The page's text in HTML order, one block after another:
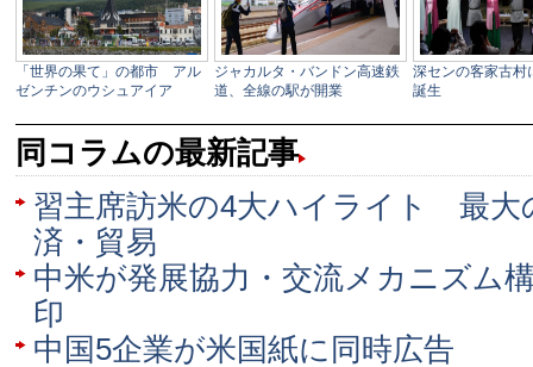
同コラムの最新記事
習主席訪米の4大ハイライト 最大
済・貿易
中米が発展協力・交流メカニズム
印
中国5企業が米国紙に同時広告